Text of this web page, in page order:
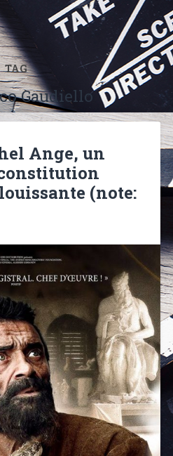
TAG
Gaudiello
Ange, un
(note: